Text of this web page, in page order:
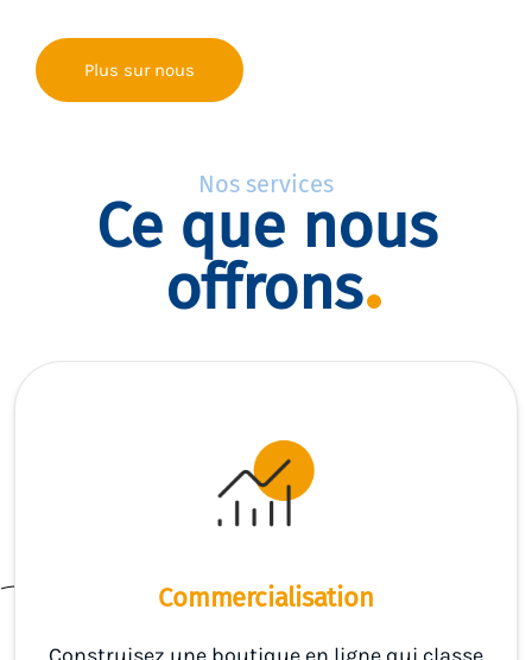
Plus sur nous
Nos services
Ce que nous
offrons
Commercialisation
Construisez une boutique en ligne qui classe